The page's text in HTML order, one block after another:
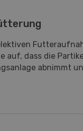
auf, dass die
abnimmt